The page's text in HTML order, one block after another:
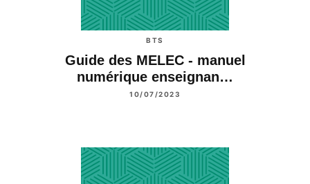
BTS
Guide des MELEC - manuel
numérique enseignan…
10/07/2023